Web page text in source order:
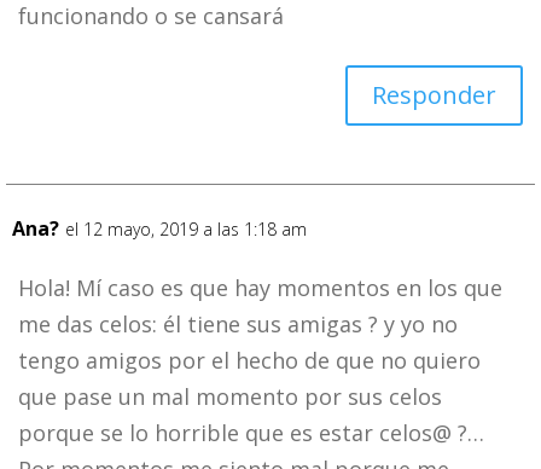
funcionando o se cansará
Responder
Ana? el 12 mayo, 2019 a las 1:18 am
Hola! Mí caso es que hay momentos en los que
me das celos: él tiene sus amigas ? y yo no
tengo amigos por el hecho de que no quiero
que pase un mal momento por sus celos
porque se lo horrible que es estar celos@ ?…